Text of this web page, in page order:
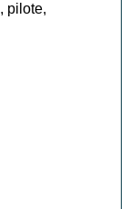
, pilote,